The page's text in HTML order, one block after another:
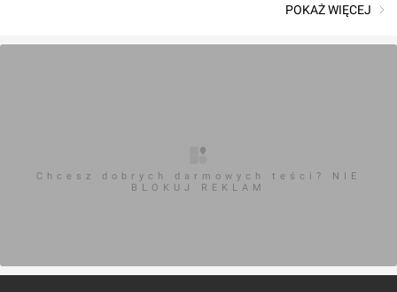
POKAŻ WIĘCEJ
Chcesz dobrych darmowych teści? NIE
BLOKUJ REKLAM